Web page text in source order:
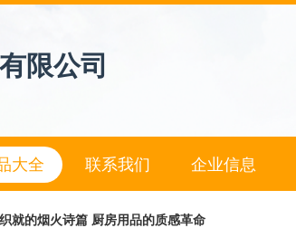
限公司
大全 联系我们 企业信息
就的烟火诗篇 厨房用品的质感革命